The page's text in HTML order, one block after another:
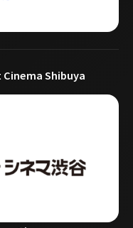
Shibuya